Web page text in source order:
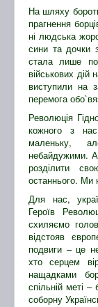
На шляху
прагнення
ні людська
сини та дочки
стала лише
військових дій
виступили на
перемога
Революція
кожного з
маленьку,
небайдужими.
розділити
останнього.
Для нас,
Героїв
схиляємо
відстояв
подвиги – це
хто серцем
нащадками
спільній меті
соборну